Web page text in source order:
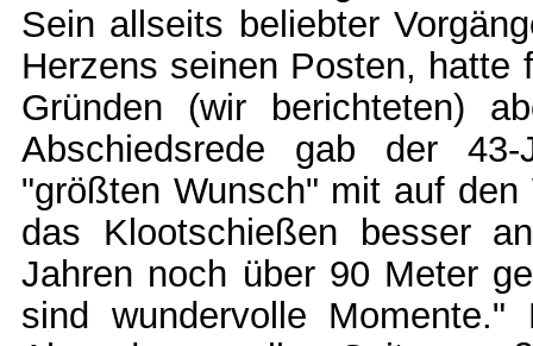
Sein allseits beliebter
Herzens seinen Posten, hatte
Gründen (wir berichteten)
Abschiedsrede gab der
"größten Wunsch" mit auf
das Klootschießen besser
Jahren noch über 90 Meter
sind wundervolle